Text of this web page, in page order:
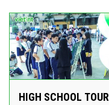
HIGH SCHOOL TOUR